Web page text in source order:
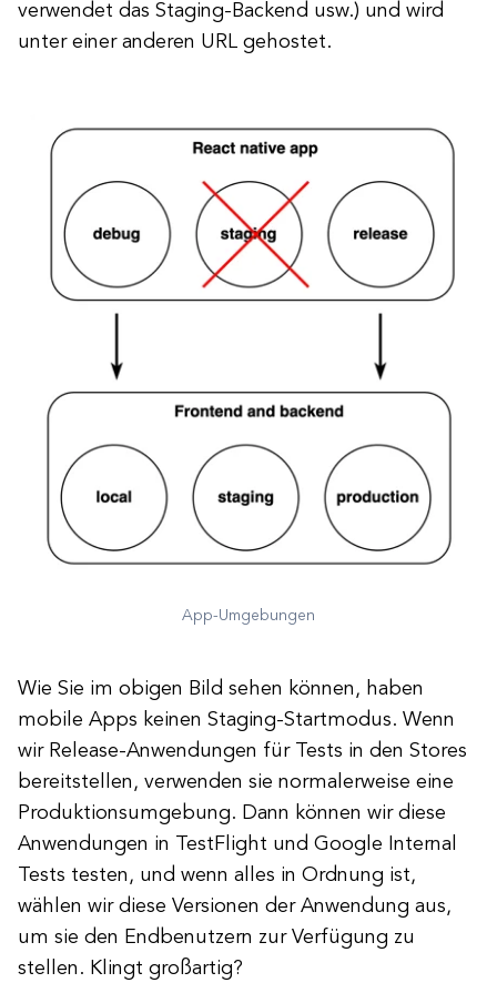
verwendet das Staging-Backend usw.) und wird
unter einer anderen URL gehostet.
App-Umgebungen
Wie Sie im obigen Bild sehen können, haben
mobile Apps keinen Staging-Startmodus. Wenn
wir Release-Anwendungen für Tests in den Stores
bereitstellen, verwenden sie normalerweise eine
Produktionsumgebung. Dann können wir diese
Anwendungen in TestFlight und Google Internal
Tests testen, und wenn alles in Ordnung ist,
wählen wir diese Versionen der Anwendung aus,
um sie den Endbenutzern zur Verfügung zu
stellen. Klingt großartig?